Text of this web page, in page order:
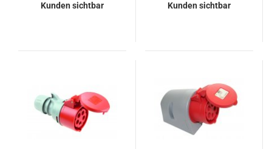
Kunden sichtbar
Kunden sichtbar